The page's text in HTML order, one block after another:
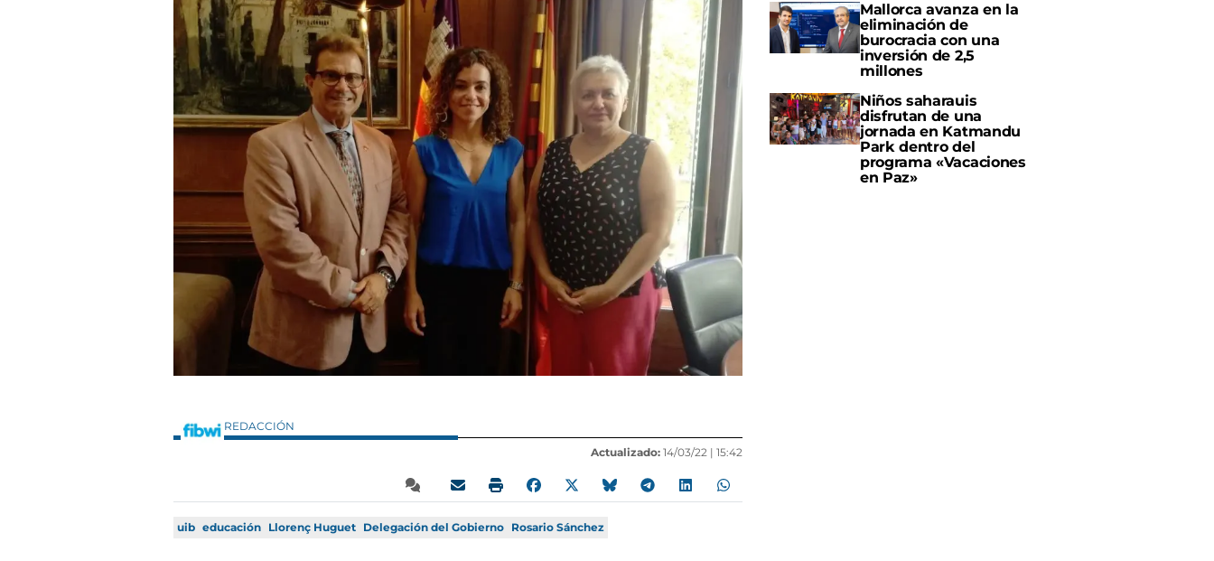
REDACCIÓN
Actualizado: 14/03/22 | 15:42
uib educación Llorenç Huguet Delegación del Gobierno Rosario Sánchez
Mallorca avanza en la
eliminación de
burocracia con una
inversión de 2,5
millones
Niños saharauis
disfrutan de una
jornada en Katmandu
Park dentro del
programa «Vacaciones
en Paz»